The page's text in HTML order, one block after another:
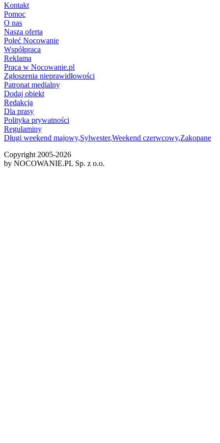
Kontakt
Pomoc
O nas
Nasza oferta
Poleć Nocowanie
Współpraca
Reklama
Praca w Nocowanie.pl
Zgłoszenia nieprawidłowości
Patronat medialny
Dodaj obiekt
Redakcja
Dla prasy
Polityka prywatności
Regulaminy
Długi weekend majowy,Sylwester,Weekend czerwcowy,Zakopane
Copyright 2005-2026
by NOCOWANIE.PL Sp. z o.o.